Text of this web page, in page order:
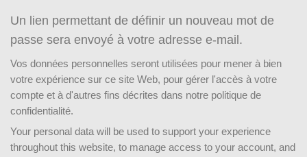
Un lien permettant de définir un nouveau mot de
passe sera envoyé à votre adresse e-mail.
Vos données personnelles seront utilisées pour mener à bien
votre expérience sur ce site Web, pour gérer l'accès à votre
compte et à d'autres fins décrites dans notre politique de
confidentialité.
Your personal data will be used to support your experience
throughout this website, to manage access to your account, and